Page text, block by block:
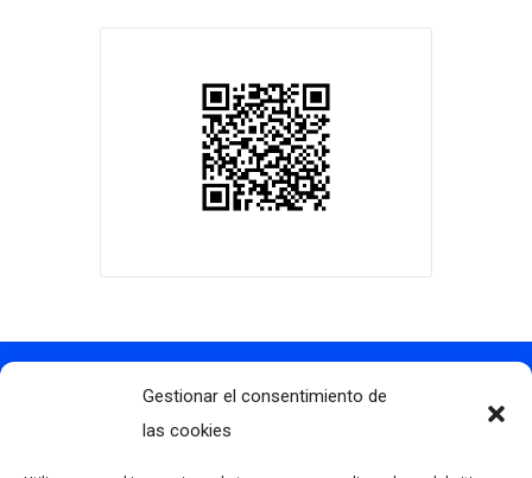
Gestionar el consentimiento de
las cookies
Contacto
info@clubdegolflascaldas.com